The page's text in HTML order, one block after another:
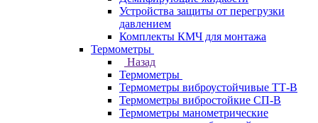
Устройства защиты от перегрузки
давлением
Комплекты КМЧ для монтажа
Термометры
Назад
Термометры
Термометры виброустойчивые ТТ-В
Термометры вибростойкие СП-В
Термометры манометрические